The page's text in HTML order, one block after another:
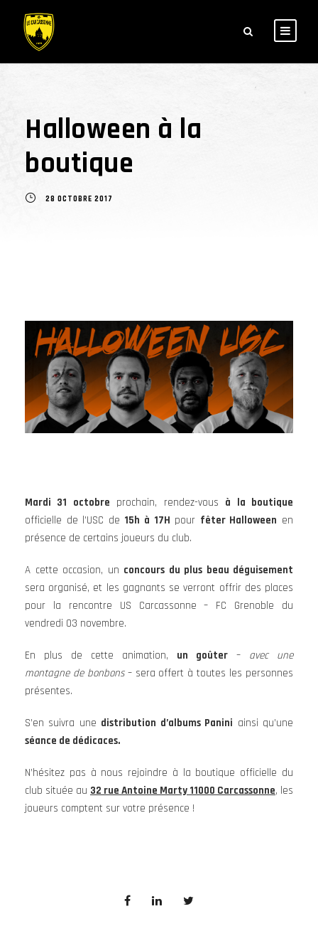
Halloween à la
boutique
28 OCTOBRE 2017
Mardi 31 octobre prochain, rendez-vous à la boutique
officielle de l’USC de 15h à 17H pour fêter Halloween en
présence de certains joueurs du club.
A cette occasion, un concours du plus beau déguisement
sera organisé, et les gagnants se verront offrir des places
pour la rencontre US Carcassonne – FC Grenoble du
vendredi 03 novembre.
En plus de cette animation, un goûter – avec une
montagne de bonbons– sera offert à toutes les personnes
présentes.
S’en suivra une distribution d’albums Panini ainsi qu’une
séance de dédicaces.
N’hésitez pas à nous rejoindre à la boutique officielle du
club située au 32 rue Antoine Marty 11000 Carcassonne, les
joueurs comptent sur votre présence !